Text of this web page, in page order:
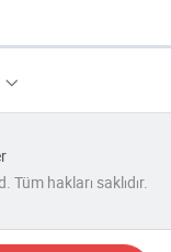
hakları saklıdır.